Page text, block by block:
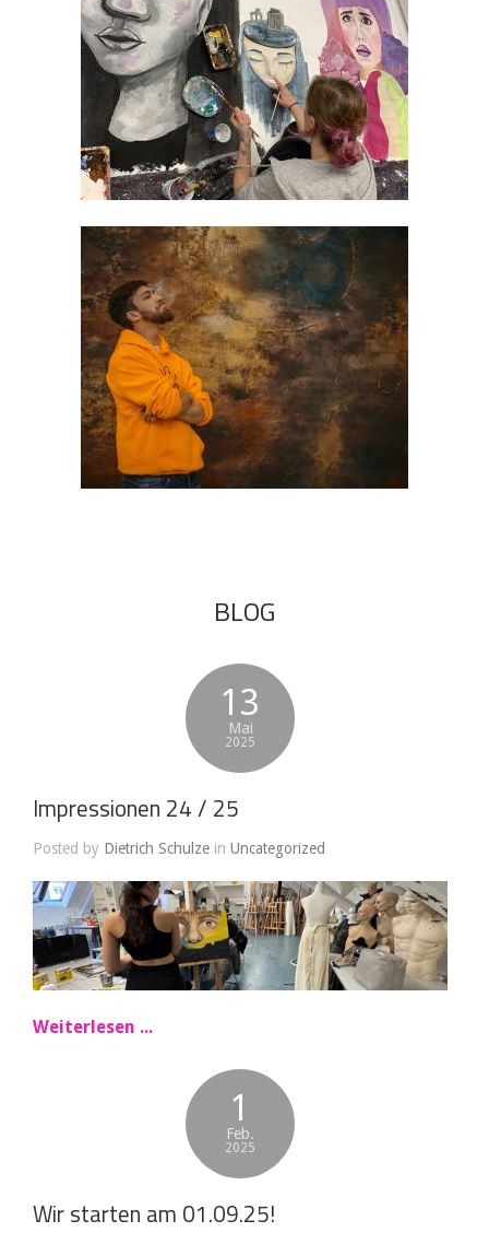
BLOG
13
Mai
2025
Impressionen 24 / 25
Posted by Dietrich Schulze in Uncategorized
Weiterlesen ...
1
Feb.
2025
Wir starten am 01.09.25!